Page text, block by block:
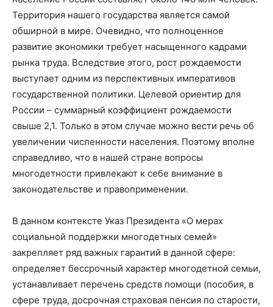
Территория нашего государства является самой
обширной в мире. Очевидно, что полноценное
развитие экономики требует насыщенного кадрами
рынка труда. Вследствие этого, рост рождаемости
выступает одним из перспективных императивов
государственной политики. Целевой ориентир для
России – суммарный коэффициент рождаемости
свыше 2,1. Только в этом случае можно вести речь об
увеличении численности населения. Поэтому вполне
справедливо, что в нашей стране вопросы
многодетности привлекают к себе внимание в
законодательстве и правоприменении.
В данном контексте Указ Президента «О мерах
социальной поддержки многодетных семей»
закрепляет ряд важных гарантий в данной сфере:
определяет бессрочный характер многодетной семьи,
устанавливает перечень средств помощи (пособия, в
сфере труда, досрочная страховая пенсия по старости,